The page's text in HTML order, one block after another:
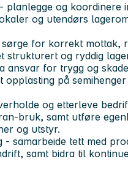
- planlegge og koordinere
og utendørs
for korrekt mottak,
strukturert og ryddig
ansvar for trygg og
på
og etterleve
bruk, samt utføre
og utstyr.
- samarbeide tett med
samt bidra til